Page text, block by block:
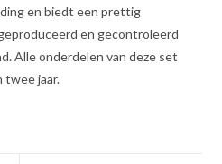
en biedt een prettig
en gecontroleerd
Alle onderdelen van deze set
twee jaar.